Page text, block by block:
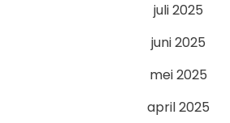
juli 2025
juni 2025
mei 2025
april 2025